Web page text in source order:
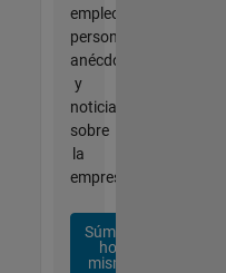
empleo
personalizadas,
anécdotas
y
noticias
sobre
la
empresa.
Súmese
hoy
mismo